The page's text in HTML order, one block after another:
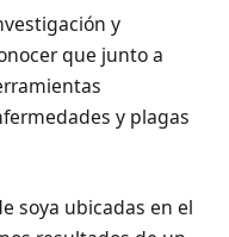
y
que junto a
y plagas
soya ubicadas en el